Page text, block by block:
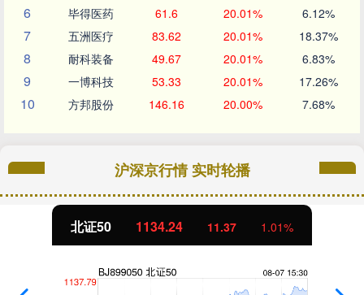
6 毕得医药 61.6 20.01% 6.12%
7 五洲医疗 83.62 20.01% 18.37%
8 耐科装备 49.67 20.01% 6.83%
9 一博科技 53.33 20.01% 17.26%
10 方邦股份 146.16 20.00% 7.68%
沪深京行情 实时轮播
北证50 1134.24 11.37 1.01%